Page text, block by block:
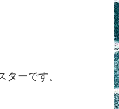
ーです。